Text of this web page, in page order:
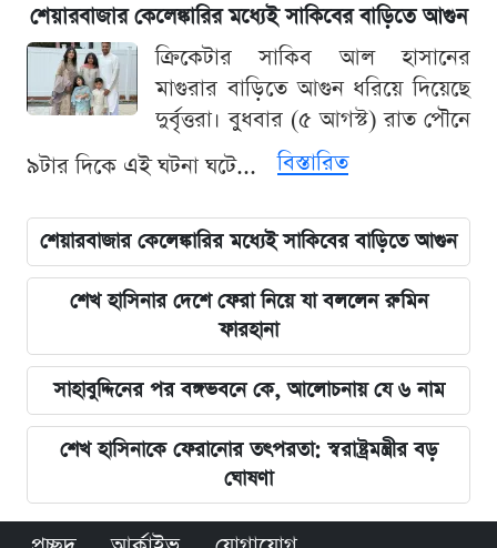
শেয়ারবাজার কেলেঙ্কারির মধ্যেই সাকিবের বাড়িতে আগুন
ক্রিকেটার সাকিব আল হাসানের
মাগুরার বাড়িতে আগুন ধরিয়ে দিয়েছে
দুর্বৃত্তরা। বুধবার (৫ আগস্ট) রাত পৌনে
৯টার দিকে এই ঘটনা ঘটে...
বিস্তারিত
শেয়ারবাজার কেলেঙ্কারির মধ্যেই সাকিবের বাড়িতে আগুন
শেখ হাসিনার দেশে ফেরা নিয়ে যা বললেন রুমিন
ফারহানা
সাহাবুদ্দিনের পর বঙ্গভবনে কে, আলোচনায় যে ৬ নাম
শেখ হাসিনাকে ফেরানোর তৎপরতা: স্বরাষ্ট্রমন্ত্রীর বড়
ঘোষণা